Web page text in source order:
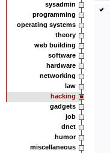
sysadmin
programming
operating systems
theory
web building
software
hardware
networking
law
hacking
gadgets
job
dnet
humor
miscellaneous